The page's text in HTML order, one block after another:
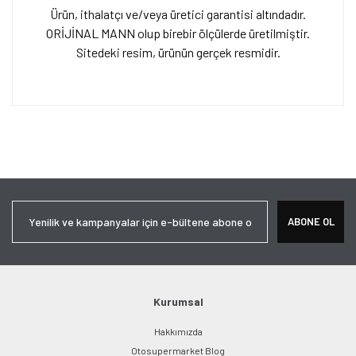
Ürün, ithalatçı ve/veya üretici garantisi altındadır.
ORİJİNAL MANN olup birebir ölçülerde üretilmiştir.
Sitedeki resim, ürünün gerçek resmidir.
Ürün açıklamasında eksik bilgiler bulunuyor.
Bu ürüne benzer farklı alternatifler olmalı.
ABONE OL
Kurumsal
Hakkımızda
Otosupermarket Blog